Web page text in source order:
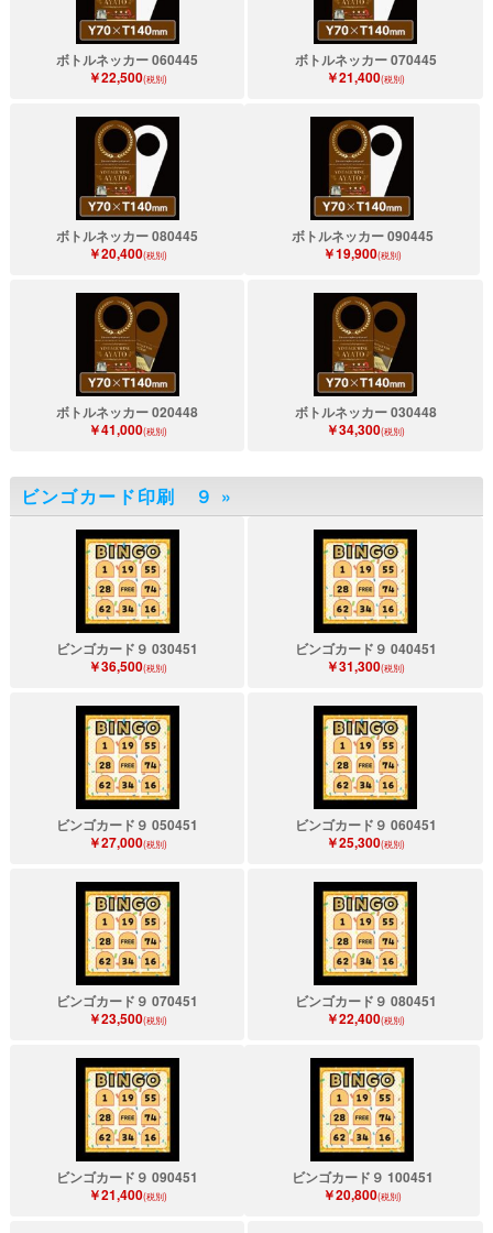
ボトルネッカー 060445
￥22,500(税別)
ボトルネッカー 070445
￥21,400(税別)
ボトルネッカー 080445
￥20,400(税別)
ボトルネッカー 090445
￥19,900(税別)
ボトルネッカー 020448
￥41,000(税別)
ボトルネッカー 030448
￥34,300(税別)
ビンゴカード印刷 ９ »
ビンゴカード９ 030451
￥36,500(税別)
ビンゴカード９ 040451
￥31,300(税別)
ビンゴカード９ 050451
￥27,000(税別)
ビンゴカード９ 060451
￥25,300(税別)
ビンゴカード９ 070451
￥23,500(税別)
ビンゴカード９ 080451
￥22,400(税別)
ビンゴカード９ 090451
￥21,400(税別)
ビンゴカード９ 100451
￥20,800(税別)